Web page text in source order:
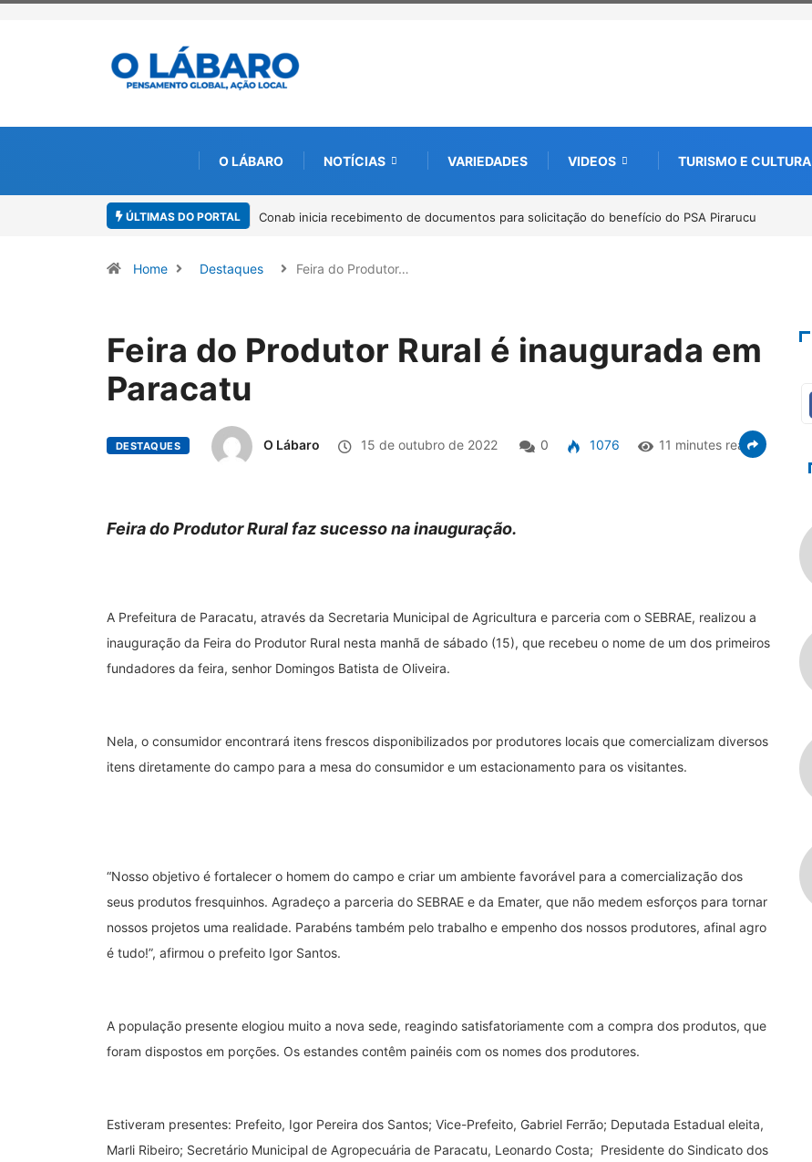
O LÁBARO NOTÍCIAS VARIEDADES VIDEOS TURISMO E CULTURA
ÚLTIMAS DO PORTAL Workshop internacional debate futuro da piscicultura com espécies nativas da Amazônia
Home Destaques Feira do Produtor…
Feira do Produtor Rural é inaugurada em
Paracatu
DESTAQUES O Lábaro 15 de outubro de 2022 0 1076 11 minutes read
Feira do Produtor Rural faz sucesso na inauguração.
A Prefeitura de Paracatu, através da Secretaria Municipal de Agricultura e parceria com o SEBRAE, realizou a
inauguração da Feira do Produtor Rural nesta manhã de sábado (15), que recebeu o nome de um dos primeiros
fundadores da feira, senhor Domingos Batista de Oliveira.
Nela, o consumidor encontrará itens frescos disponibilizados por produtores locais que comercializam diversos
itens diretamente do campo para a mesa do consumidor e um estacionamento para os visitantes.
“Nosso objetivo é fortalecer o homem do campo e criar um ambiente favorável para a comercialização dos
seus produtos fresquinhos. Agradeço a parceria do SEBRAE e da Emater, que não medem esforços para tornar
nossos projetos uma realidade. Parabéns também pelo trabalho e empenho dos nossos produtores, afinal agro
é tudo!”, afirmou o prefeito Igor Santos.
A população presente elogiou muito a nova sede, reagindo satisfatoriamente com a compra dos produtos, que
foram dispostos em porções. Os estandes contêm painéis com os nomes dos produtores.
Estiveram presentes: Prefeito, Igor Pereira dos Santos; Vice-Prefeito, Gabriel Ferrão; Deputada Estadual eleita,
Marli Ribeiro; Secretário Municipal de Agropecuária de Paracatu, Leonardo Costa; Presidente do Sindicato dos